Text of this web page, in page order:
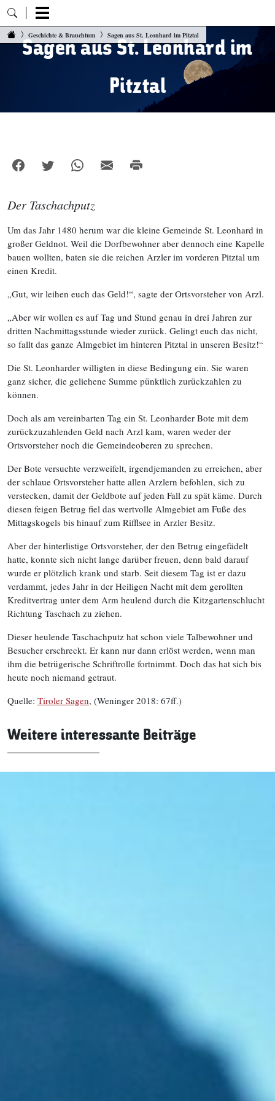
Zum Inhalt springen
Geschichte & Brauchtum Sagen aus St. Leonhard im Pitztal
Sagen aus St. Leonhard im
Pitztal
Der Taschachputz
Um das Jahr 1480 herum war die kleine Gemeinde St. Leonhard in
großer Geldnot. Weil die Dorfbewohner aber dennoch eine Kapelle
bauen wollten, baten sie die reichen Arzler im vorderen Pitztal um
einen Kredit.
„Gut, wir leihen euch das Geld!“, sagte der Ortsvorsteher von Arzl.
„Aber wir wollen es auf Tag und Stund genau in drei Jahren zur
dritten Nachmittagsstunde wieder zurück. Gelingt euch das nicht,
so fallt das ganze Almgebiet im hinteren Pitztal in unseren Besitz!“
Die St. Leonharder willigten in diese Bedingung ein. Sie waren
ganz sicher, die geliehene Summe pünktlich zurückzahlen zu
können.
Doch als am vereinbarten Tag ein St. Leonharder Bote mit dem
zurückzuzahlenden Geld nach Arzl kam, waren weder der
Ortsvorsteher noch die Gemeindeoberen zu sprechen.
Der Bote versuchte verzweifelt, irgendjemanden zu erreichen, aber
der schlaue Ortsvorsteher hatte allen Arzlern befohlen, sich zu
verstecken, damit der Geldbote auf jeden Fall zu spät käme. Durch
diesen feigen Betrug fiel das wertvolle Almgebiet am Fuße des
Mittagskogels bis hinauf zum Rifflsee in Arzler Besitz.
Aber der hinterlistige Ortsvorsteher, der den Betrug eingefädelt
hatte, konnte sich nicht lange darüber freuen, denn bald darauf
wurde er plötzlich krank und starb. Seit diesem Tag ist er dazu
verdammt, jedes Jahr in der Heiligen Nacht mit dem gerollten
Kreditvertrag unter dem Arm heulend durch die Kitzgartenschlucht
Richtung Taschach zu ziehen.
Dieser heulende Taschachputz hat schon viele Talbewohner und
Besucher erschreckt. Er kann nur dann erlöst werden, wenn man
ihm die betrügerische Schriftrolle fortnimmt. Doch das hat sich bis
heute noch niemand getraut.
Quelle: Tiroler Sagen, (Weninger 2018: 67ff.)
Weitere interessante Beiträge